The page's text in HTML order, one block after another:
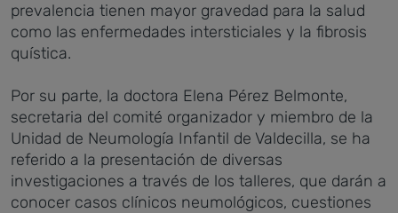
prevalencia tienen mayor gravedad para la salud
como las enfermedades intersticiales y la fibrosis
quística.
Por su parte, la doctora Elena Pérez Belmonte,
secretaria del comité organizador y miembro de la
Unidad de Neumología Infantil de Valdecilla, se ha
referido a la presentación de diversas
investigaciones a través de los talleres, que darán a
conocer casos clínicos neumológicos, cuestiones